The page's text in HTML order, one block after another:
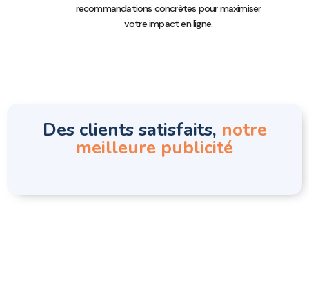
recommandations concrètes pour maximiser
votre impact en ligne.
Des clients satisfaits, notre
meilleure publicité